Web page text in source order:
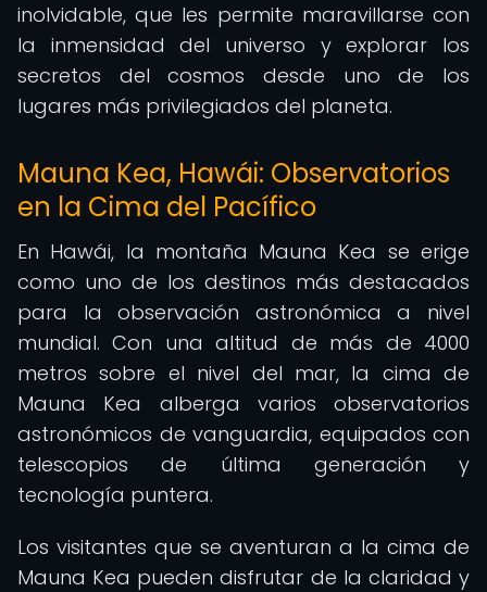
inolvidable, que les permite maravillarse con
la inmensidad del universo y explorar los
secretos del cosmos desde uno de los
lugares más privilegiados del planeta.
Mauna Kea, Hawái: Observatorios
en la Cima del Pacífico
En Hawái, la montaña Mauna Kea se erige
como uno de los destinos más destacados
para la observación astronómica a nivel
mundial. Con una altitud de más de 4000
metros sobre el nivel del mar, la cima de
Mauna Kea alberga varios observatorios
astronómicos de vanguardia, equipados con
telescopios de última generación y
tecnología puntera.
Los visitantes que se aventuran a la cima de
Mauna Kea pueden disfrutar de la claridad y